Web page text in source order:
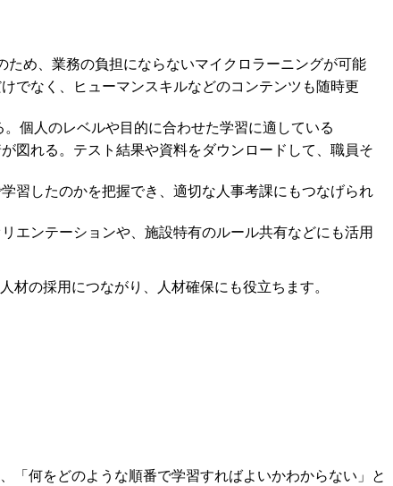
め、業務の負担にならないマイクロラーニングが可能
でなく、ヒューマンスキルなどのコンテンツも随時更
個人のレベルや目的に合わせた学習に適している
図れる。テスト結果や資料をダウンロードして、職員そ
習したのかを把握でき、適切な人事考課にもつなげられ
エンテーションや、施設特有のルール共有などにも活用
の採用につながり、人材確保にも役立ちます。
「何をどのような順番で学習すればよいかわからない」と